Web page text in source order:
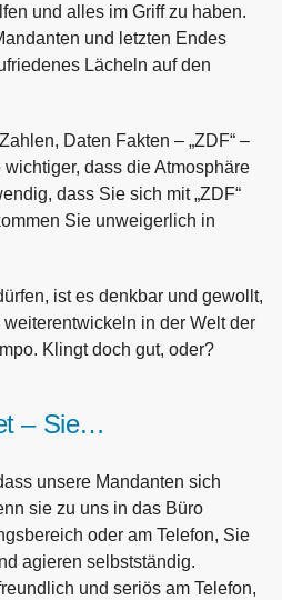
und alles im Griff zu haben.
und letzten Endes
Lächeln auf den
Daten Fakten – „ZDF“ –
dass die Atmosphäre
dass Sie sich mit „ZDF“
Sie unweigerlich in
ist es denkbar und gewollt,
in der Welt der
Klingt doch gut, oder?
– Sie…
unsere Mandanten sich
sie zu uns in das Büro
oder am Telefon, Sie
agieren selbstständig.
und seriös am Telefon,